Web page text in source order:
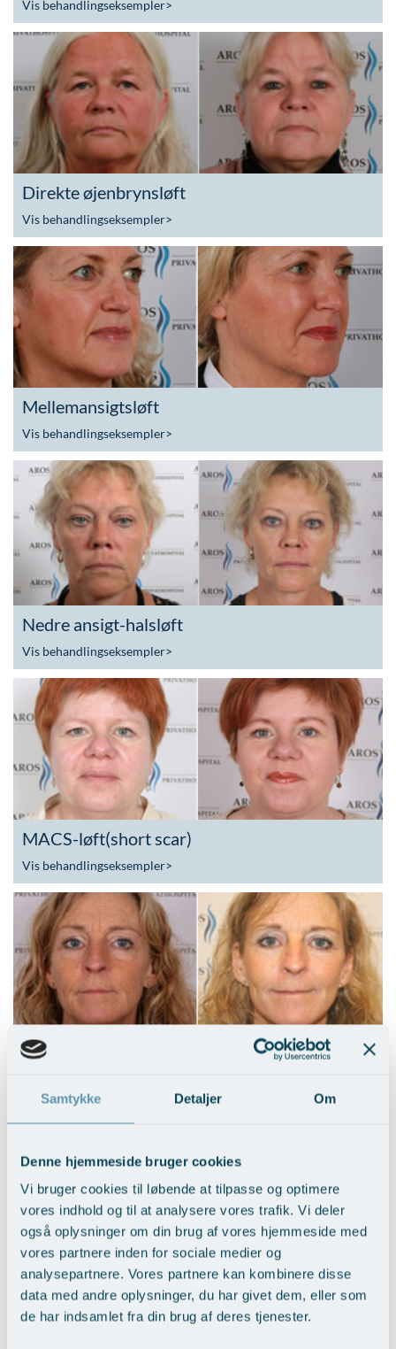
Samtykke Detaljer Om
Denne hjemmeside bruger cookies
Vi bruger cookies til løbende at tilpasse og optimere
vores indhold og til at analysere vores trafik. Vi deler
også oplysninger om din brug af vores hjemmeside med
vores partnere inden for sociale medier og
analysepartnere. Vores partnere kan kombinere disse
data med andre oplysninger, du har givet dem, eller som
de har indsamlet fra din brug af deres tjenester.
Vis behandlingseksempler>
Direkte øjenbrynsløft
Vis behandlingseksempler>
Mellemansigtsløft
Vis behandlingseksempler>
Nedre ansigt-halsløft
Vis behandlingseksempler>
MACS-løft(short scar)
Vis behandlingseksempler>
Nedre ansigtsløft i kombi. med
Vis behandlingseksempler
Nedre ansigtsløft med pande-tindingeløft
Vis behandlingseksempler >